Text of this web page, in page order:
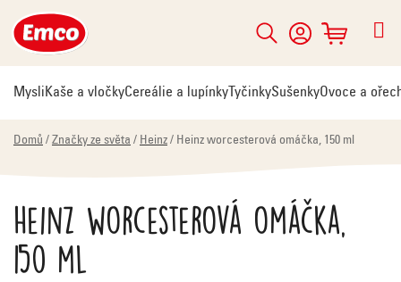
na
obsah
Hledat
NÁKUPNÍ
KOŠÍK
MysliKaše a vločkyCereálie a lupínky TyčinkySušenkyOvoce a
Domů / Značky ze světa / Heinz / Heinz worcesterová omáčka, 150 ml
Heinz worcesterová omáčka,
150 ml